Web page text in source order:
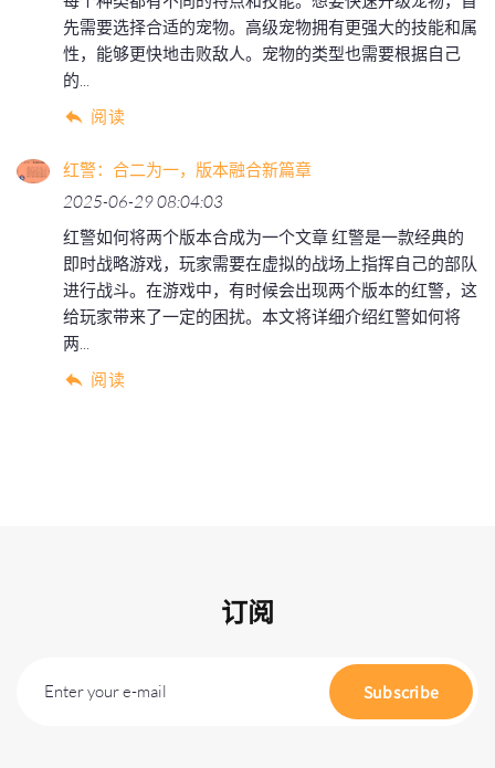
先需要选择合适的宠物。高级宠物拥有更强大的技能和属
性，能够更快地击败敌人。宠物的类型也需要根据自己
的...
阅读
红警：合二为一，版本融合新篇章
2025-06-29 08:04:03
红警如何将两个版本合成为一个文章 红警是一款经典的
即时战略游戏，玩家需要在虚拟的战场上指挥自己的部队
进行战斗。在游戏中，有时候会出现两个版本的红警，这
给玩家带来了一定的困扰。本文将详细介绍红警如何将
两...
阅读
订阅
Enter your e-mail Subscribe